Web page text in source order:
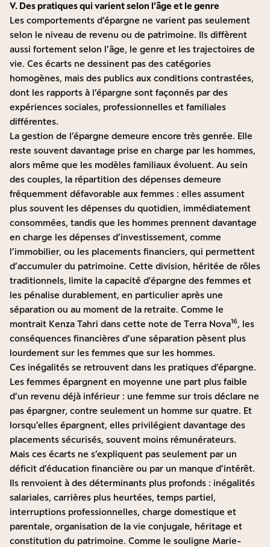
V. Des pratiques qui varient selon l’âge et le genre
Les comportements d’épargne ne varient pas seulement
selon le niveau de revenu ou de patrimoine. Ils diffèrent
aussi fortement selon l’âge, le genre et les trajectoires de
vie. Ces écarts ne dessinent pas des catégories
homogènes, mais des publics aux conditions contrastées,
dont les rapports à l’épargne sont façonnés par des
expériences sociales, professionnelles et familiales
différentes.
La gestion de l’épargne demeure encore très genrée. Elle
reste souvent davantage prise en charge par les hommes,
alors même que les modèles familiaux évoluent. Au sein
des couples, la répartition des dépenses demeure
fréquemment défavorable aux femmes : elles assument
plus souvent les dépenses du quotidien, immédiatement
consommées, tandis que les hommes prennent davantage
en charge les dépenses d’investissement, comme
l’immobilier, ou les placements financiers, qui permettent
d’accumuler du patrimoine. Cette division, héritée de rôles
traditionnels, limite la capacité d’épargne des femmes et
les pénalise durablement, en particulier après une
séparation ou au moment de la retraite. Comme le
montrait Kenza Tahri dans cette note de Terra Nova16, les
conséquences financières d’une séparation pèsent plus
lourdement sur les femmes que sur les hommes.
Ces inégalités se retrouvent dans les pratiques d’épargne.
Les femmes épargnent en moyenne une part plus faible
d’un revenu déjà inférieur : une femme sur trois déclare ne
pas épargner, contre seulement un homme sur quatre. Et
lorsqu’elles épargnent, elles privilégient davantage des
placements sécurisés, souvent moins rémunérateurs.
Mais ces écarts ne s’expliquent pas seulement par un
déficit d’éducation financière ou par un manque d’intérêt.
Ils renvoient à des déterminants plus profonds : inégalités
salariales, carrières plus heurtées, temps partiel,
interruptions professionnelles, charge domestique et
parentale, organisation de la vie conjugale, héritage et
constitution du patrimoine. Comme le souligne Marie-